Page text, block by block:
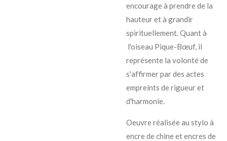
encourage à prendre de la
hauteur et à grandir
spirituellement. Quant à
l'oiseau Pique-Bœuf, il
représente la volonté de
s'affirmer par des actes
empreints de rigueur et
d'harmonie.
Oeuvre réalisée au stylo à
encre de chine et encres de